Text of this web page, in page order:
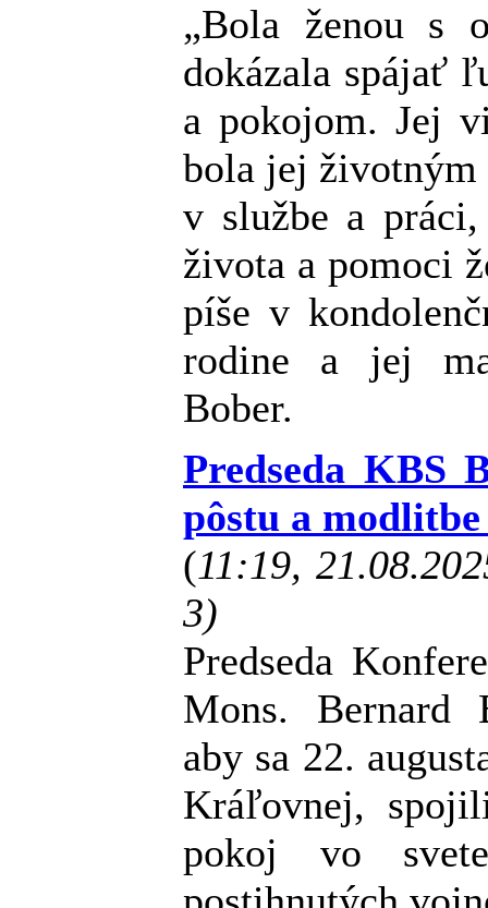
„Bola ženou s
dokázala spájať
a pokojom. Jej
bola jej
v službe a
života a pomoci
píše v
rodine a jej
Bober.
Predseda KBS
pôstu a
(11:19,
3)
Predseda
Mons. Bernard
aby sa 22.
Kráľovnej,
pokoj vo